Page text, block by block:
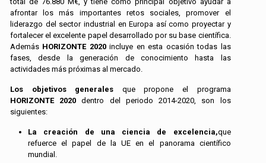
afrontar los más importantes retos sociales, promover el
liderazgo del sector industrial en Europa así como proyectar y
fortalecer el excelente papel desarrollado por su base científica.
Además HORIZONTE 2020incluye en esta ocasión todas las
fases, desde la generación de conocimiento hasta las
actividades más próximas al mercado.
Los objetivos generales que propone el programa
HORIZONTE 2020 dentro del periodo 2014-2020, son los
siguientes:
La creación de una ciencia de excelencia,que
refuerce el papel de la UE en el panorama científico
mundial.